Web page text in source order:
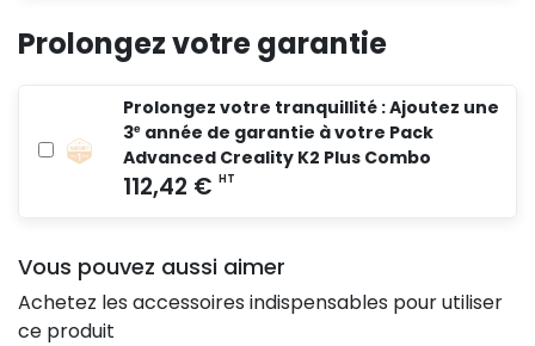
Prolongez votre garantie
Prolongez votre tranquillité : Ajoutez une
3ᵉ année de garantie à votre Pack
Advanced Creality K2 Plus Combo
Vous pouvez aussi aimer
Achetez les accessoires indispensables pour utiliser
ce produit